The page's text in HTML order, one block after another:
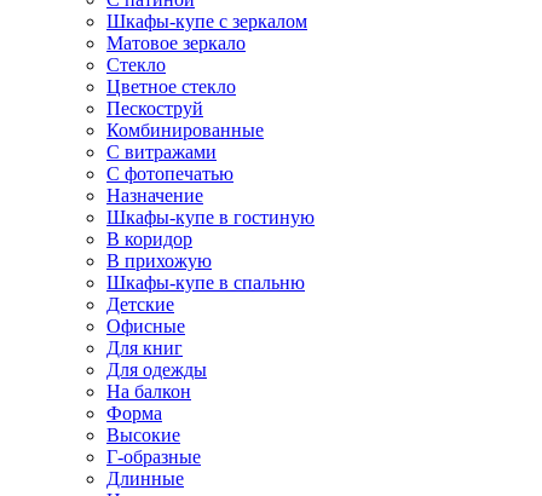
Шкафы-купе с зеркалом
Матовое зеркало
Стекло
Цветное стекло
Пескоструй
Комбинированные
С витражами
С фотопечатью
Назначение
Шкафы-купе в гостиную
В коридор
В прихожую
Шкафы-купе в спальню
Детские
Офисные
Для книг
Для одежды
На балкон
Форма
Высокие
Г-образные
Длинные